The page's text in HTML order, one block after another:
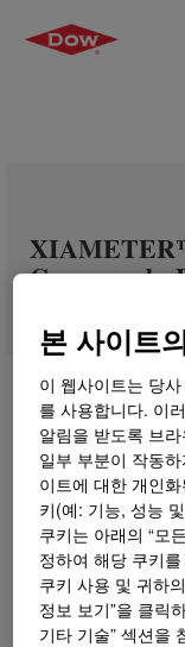
Compound -
무엇입니까
Compound -
본 사이트
이 웹사이트는 당
를 사용합니다. 이
알림을 받도록 브
일부 부분이 작동
이트에 대한 개인
키(예: 기능, 성능
쿠키는 아래의 “모
정하여 해당 쿠키
쿠키 사용 및 귀하
정보 보기”을 클릭
기타 기술” 섹션을